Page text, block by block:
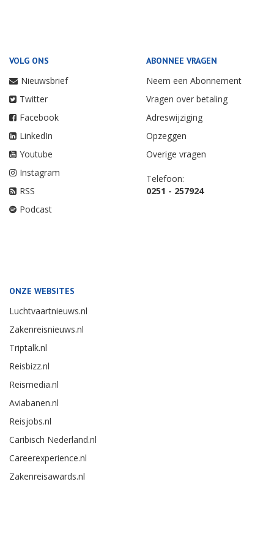
VOLG ONS
Nieuwsbrief
Twitter
Facebook
LinkedIn
Youtube
Instagram
RSS
Podcast
ABONNEE VRAGEN
Neem een Abonnement
Vragen over betaling
Adreswijziging
Opzeggen
Overige vragen
Telefoon:
0251 - 257924
ONZE WEBSITES
Luchtvaartnieuws.nl
Zakenreisnieuws.nl
Triptalk.nl
Reisbizz.nl
Reismedia.nl
Aviabanen.nl
Reisjobs.nl
Caribisch Nederland.nl
Careerexperience.nl
Zakenreisawards.nl